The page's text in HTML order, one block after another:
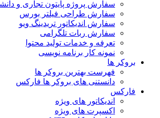
سفارش پروژه پایتون تجاری و
سفارش طراحی فیلتر بورس
سفارش اندیکاتور تریدینگ ویو
سفارش ربات تلگرامی
تعرفه و خدمات تولید محتوا
نمونه کار برنامه نویسی
بروکر ها
فهرست بهترین بروکر ها
دانستنی های بروکر ها فارکس
فارکس
اندیکاتور های ویژه
اکسپرت های ویژه